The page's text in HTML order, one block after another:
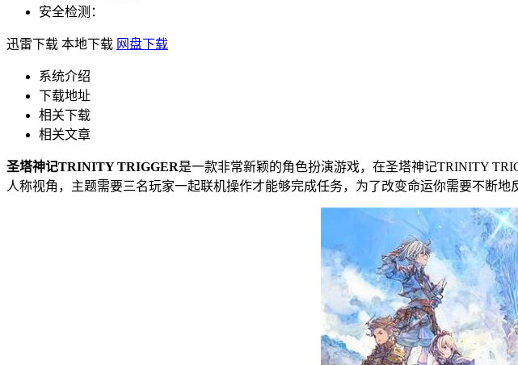
安全检测：
迅雷下载 本地下载 网盘下载
系统介绍
下载地址
相关下载
相关文章
圣塔神记TRINITY TRIGGER是一款非常新颖的角色扮演游戏，在圣塔神记TRINITY
人称视角，主题需要三名玩家一起联机操作才能够完成任务，为了改变命运你需要不断地